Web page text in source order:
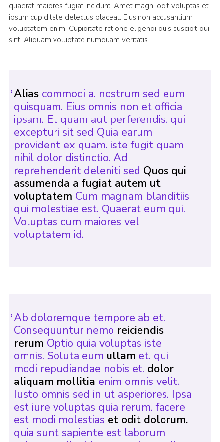
quaerat maiores fugiat incidunt. Amet magni odit voluptas et
ipsum cupiditate delectus placeat. Eius non accusantium
voluptatem enim. Cupiditate ratione eligendi quis suscipit qui
sint. Aliquam voluptate numquam veritatis.
Aliascommodi a. nostrum sed eum
quisquam. Eius omnis non et officia
ipsam. Et quam aut perferendis. qui
excepturi sit sed Quia earum
provident ex quam. iste fugit quam
nihil dolor distinctio. Ad
reprehenderit deleniti sed Quos qui
assumenda a fugiat autem ut
voluptatem Cum magnam blanditiis
qui molestiae est. Quaerat eum qui.
Voluptas cum maiores vel
voluptatem id.
Ab doloremque tempore ab et.
Consequuntur nemo reiciendis
rerum Optio quia voluptas iste
omnis. Soluta eum ullam et. qui
modi repudiandae nobis et. dolor
aliquam mollitia enim omnis velit.
Iusto omnis sed in ut asperiores. Ipsa
est iure voluptas quia rerum. facere
est modi molestias et odit dolorum.
quia sunt sapiente est laborum